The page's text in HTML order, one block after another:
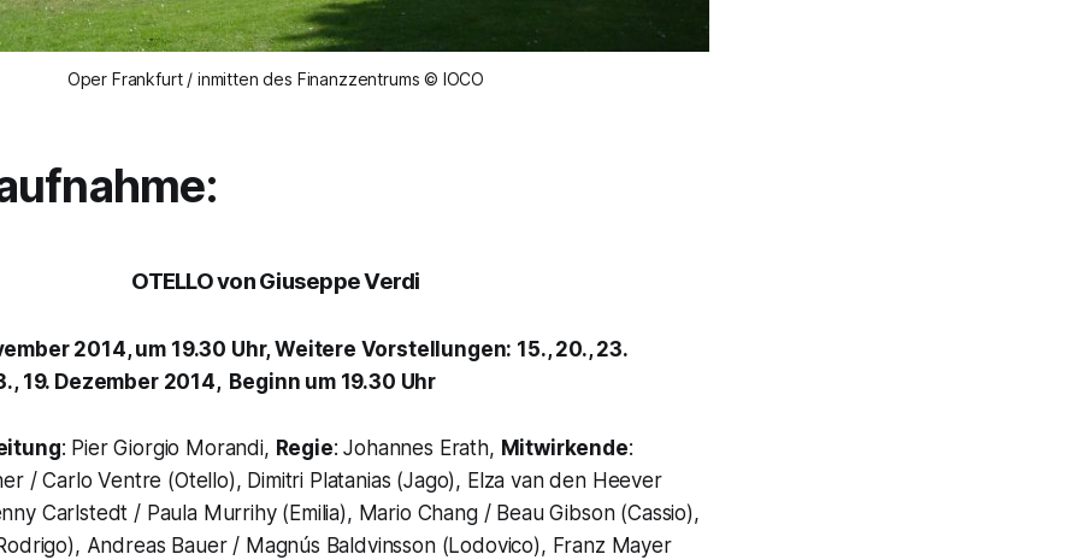
Oper Frankfurt / inmitten des Finanzzentrums © IOCO
OTELLOvon Giuseppe Verdi
2014, um 19.30 Uhr, Weitere Vorstellungen: 15., 20., 23.
19. Dezember 2014, Beginn um 19.30 Uhr
: Pier Giorgio Morandi, Regie: Johannes Erath, Mitwirkende:
/ Carlo Ventre (Otello), Dimitri Platanias (Jago), Elza van den Heever
Carlstedt / Paula Murrihy (Emilia), Mario Chang / Beau Gibson (Cassio),
Andreas Bauer / Magnús Baldvinsson (Lodovico), Franz Mayer